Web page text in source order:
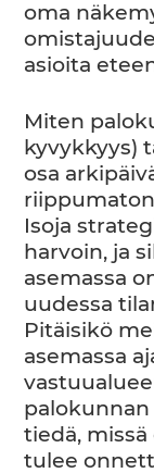
oma
asioita
Miten
kyvykkyys)
osa
Isoja
harvoin, ja
asemassa
uudessa
Pitäisikö
asemassa
palokunnan
tiedä,
tulee